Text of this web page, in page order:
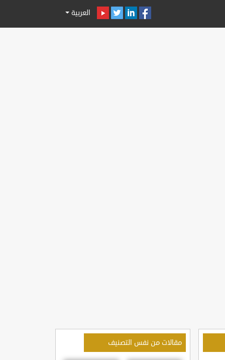
العربية
مقالات من نفس التصنيف